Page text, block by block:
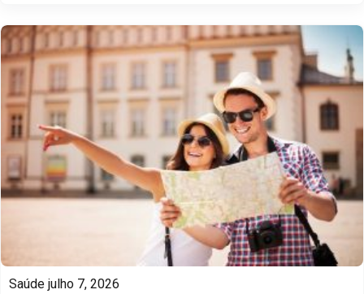
aumento da probabilidade de formação de pedras na vesícula,
uma condição que pode ser assintomática ou levar a
complicações […]
Saúde julho 7, 2026